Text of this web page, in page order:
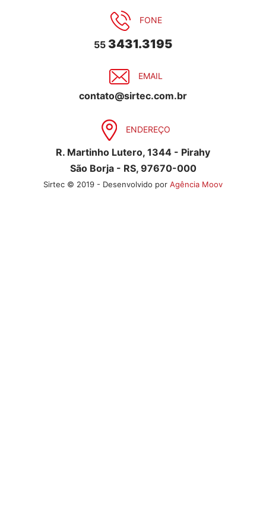
FONE
55 3431.3195
EMAIL
contato@sirtec.com.br
ENDEREÇO
R. Martinho Lutero, 1344 - Pirahy
São Borja - RS, 97670-000
Sirtec © 2019 - Desenvolvido por Agência Moov